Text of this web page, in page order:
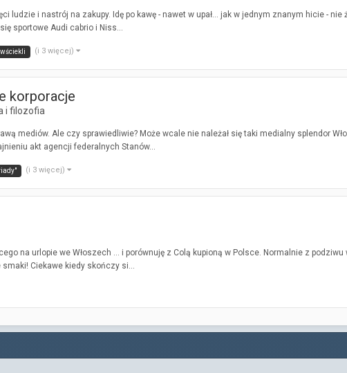
ludzie i nastrój na zakupy. Idę po kawę - nawet w upał... jak w jednym znanym hicie - nie
sportowe Audi cabrio i Niss...
wściekli (i 3 więcej)
korporacje
i filozofia
mediów. Ale czy sprawiedliwie? Może wcale nie należał się taki medialny splendor
akt agencji federalnych Stanów...
(i 3 więcej)
na urlopie we Włoszech ... i porównuję z Colą kupioną w Polsce. Normalnie z
smaki! Ciekawe kiedy skończy si...